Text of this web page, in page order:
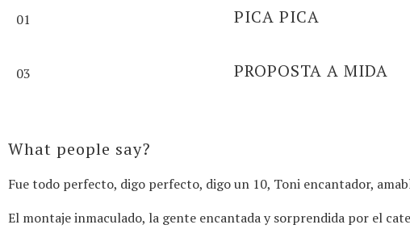
01 PICA PICA
03 PROPOSTA A MIDA
What people say?
Fue todo perfecto, digo perfecto, digo un 10, Toni encantador,
El montaje inmaculado, la gente encantada y sorprendida por el